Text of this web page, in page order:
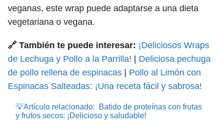
veganas, este wrap puede adaptarse a una dieta
vegetariana o vegana.
🔗 También te puede interesar: ¡Deliciosos Wraps
de Lechuga y Pollo a la Parrilla!
Deliciosa pechuga
de pollo rellena de espinacas
Pollo al Limón con
Espinacas Salteadas: ¡Una receta fácil y sabrosa!
💡Artículo relacionado:
Batido de proteínas con frutas
y frutos secos: ¡Delicioso y saludable!